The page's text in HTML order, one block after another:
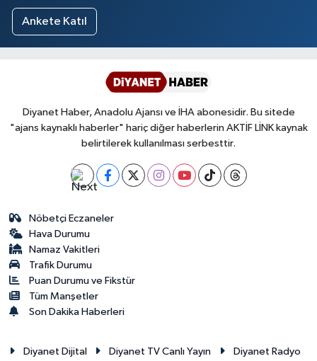
Ankete Katıl
Diyanet Haber, Anadolu Ajansı ve İHA abonesidir. Bu sitede
"ajans kaynaklı haberler" hariç diğer haberlerin AKTİF LİNK kaynak
belirtilerek kullanılması serbesttir.
Nöbetçi Eczaneler
Hava Durumu
Namaz Vakitleri
Trafik Durumu
Puan Durumu ve Fikstür
Tüm Manşetler
Son Dakika Haberleri
Diyanet Dijital Diyanet TV Canlı Yayın Diyanet Radyo